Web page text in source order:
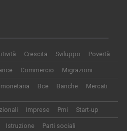
Crescita Sviluppo Povertà
Commercio Migrazioni
Bce Banche Mercati
Imprese Pmi Start-up
Istruzione
Parti sociali